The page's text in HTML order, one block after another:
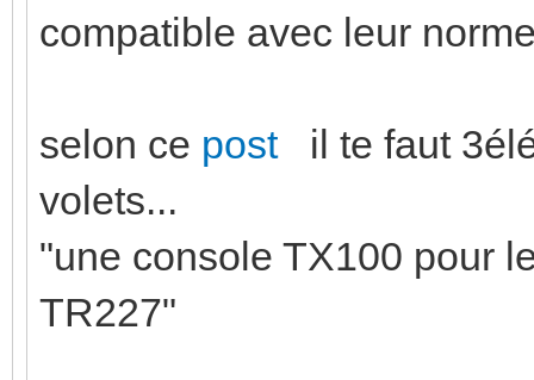
compatible avec leur
selon ce post
il te faut
volets...
"une console TX100 pour
TR227"